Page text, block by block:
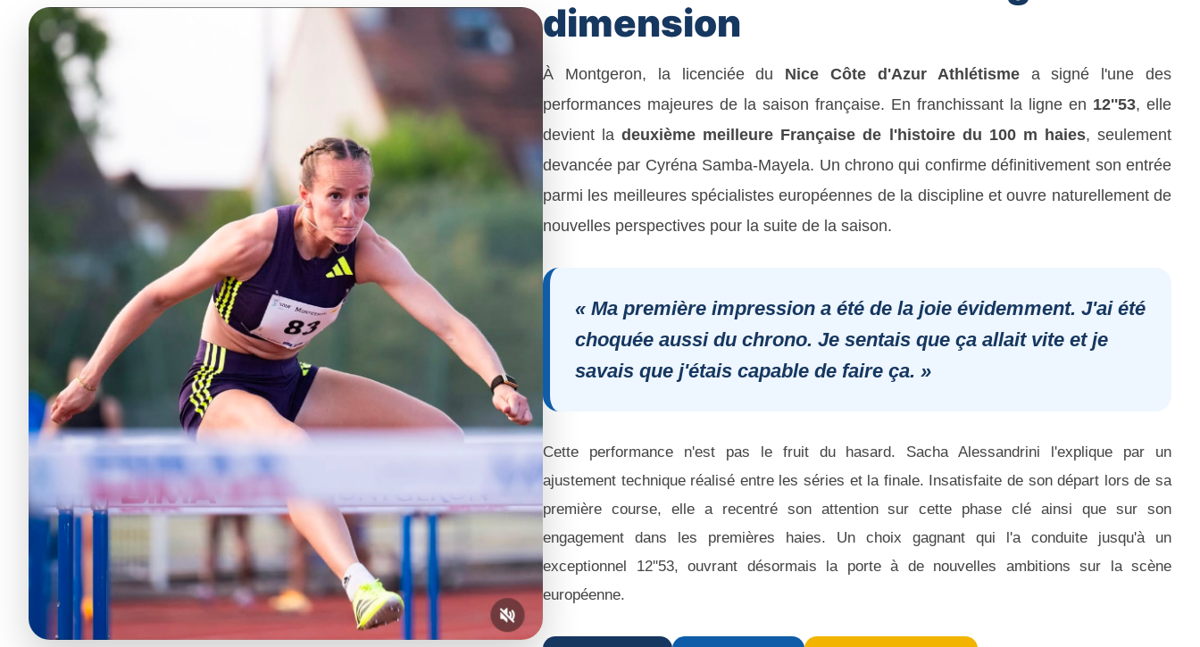
dimension
À Montgeron, la licenciée du Nice Côte d'Azur Athlétismea signé l'une des
performances majeures de la saison française. En franchissant la ligne en 12''53, elle
devient ladeuxième meilleure Française de l'histoire du 100 m haies, seulement
devancée par Cyréna Samba-Mayela. Un chrono qui confirme définitivement son entrée
parmi les meilleures spécialistes européennes de la discipline et ouvre naturellement de
nouvelles perspectives pour la suite de la saison.
« Ma première impression a été de la joie évidemment. J'ai été
choquée aussi du chrono. Je sentais que ça allait vite et je
savais que j'étais capable de faire ça. »
Cette performance n'est pas le fruit du hasard. Sacha Alessandrini l'explique par un
ajustement technique réalisé entre les séries et la finale. Insatisfaite de son départ lors de sa
première course, elle a recentré son attention sur cette phase clé ainsi que sur son
engagement dans les premières haies. Un choix gagnant qui l'a conduite jusqu'à un
exceptionnel 12''53, ouvrant désormais la porte à de nouvelles ambitions sur la scène
européenne.